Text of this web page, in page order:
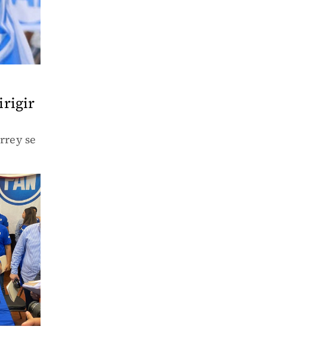
se